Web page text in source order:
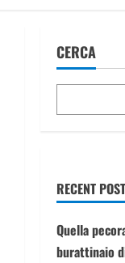
CERCA
RECENT
Quella
burattinaio